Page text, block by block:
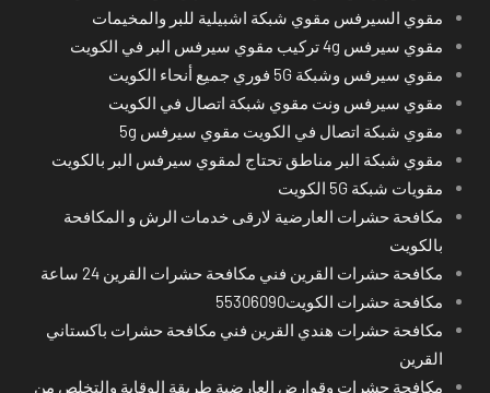
مقوي السيرفس مقوي شبكة اشبيلية للبر والمخيمات
مقوي سيرفس 4g تركيب مقوي سيرفس البر في الكويت
مقوي سيرفس وشبكة 5G فوري جميع أنحاء الكويت
مقوي سيرفس ونت مقوي شبكة اتصال في الكويت
مقوي شبكة اتصال في الكويت مقوي سيرفس 5g
مقوي شبكة البر مناطق تحتاج لمقوي سيرفس البر بالكويت
مقويات شبكة 5G الكويت
مكافحة حشرات العارضية لارقى خدمات الرش و المكافحة
بالكويت
مكافحة حشرات القرين فني مكافحة حشرات القرين 24 ساعة
مكافحة حشرات الكويت55306090
مكافحة حشرات هندي القرين فني مكافحة حشرات باكستاني
القرين
مكافحة حشرات وقوارض العارضية طريقة الوقاية والتخلص من